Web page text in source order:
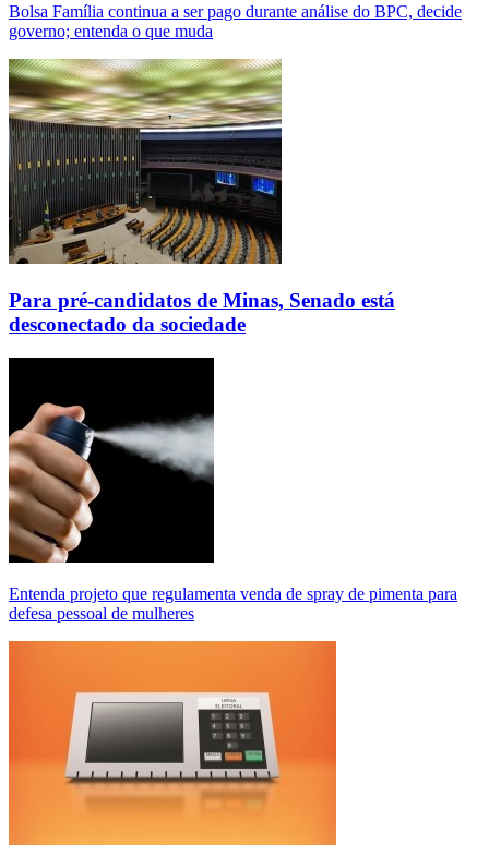
Bolsa Família continua a ser pago durante análise do BPC, decide
governo; entenda o que muda
Para pré-candidatos de Minas, Senado está
desconectado da sociedade
Entenda projeto que regulamenta venda de spray de pimenta para
defesa pessoal de mulheres